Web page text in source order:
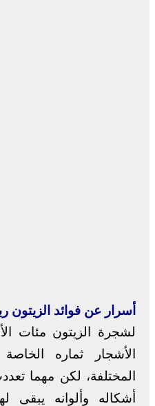
أسرار عن فوائد الزيتون
لشجرة الزيتون مئات
الأشجار ثماره
المختلفة، لكن مهما
أشكاله وألوانه يبقى